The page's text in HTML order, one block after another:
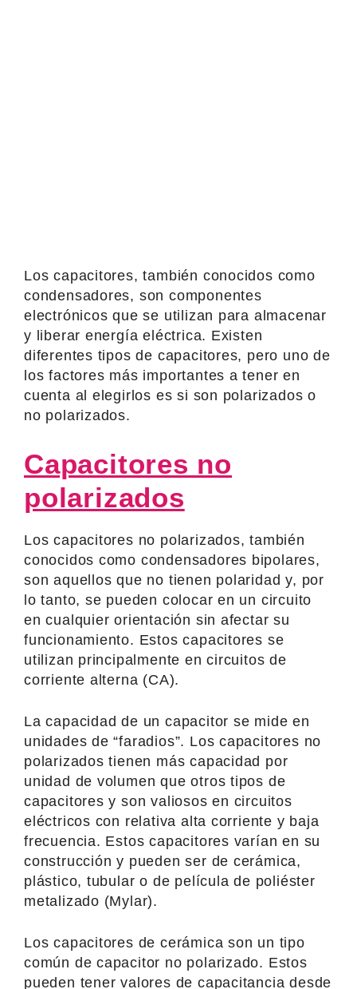
Los capacitores, también conocidos como
condensadores, son componentes
electrónicos que se utilizan para almacenar
y liberar energía eléctrica. Existen
diferentes tipos de capacitores, pero uno de
los factores más importantes a tener en
cuenta al elegirlos es si son polarizados o
no polarizados.
Capacitores no
polarizados
Los capacitores no polarizados, también
conocidos como condensadores bipolares,
son aquellos que no tienen polaridad y, por
lo tanto, se pueden colocar en un circuito
en cualquier orientación sin afectar su
funcionamiento. Estos capacitores se
utilizan principalmente en circuitos de
corriente alterna (CA).
La capacidad de un capacitor se mide en
unidades de “faradios”. Los capacitores no
polarizados tienen más capacidad por
unidad de volumen que otros tipos de
capacitores y son valiosos en circuitos
eléctricos con relativa alta corriente y baja
frecuencia. Estos capacitores varían en su
construcción y pueden ser de cerámica,
plástico, tubular o de película de poliéster
metalizado (Mylar).
Los capacitores de cerámica son un tipo
común de capacitor no polarizado. Estos
pueden tener valores de capacitancia desde